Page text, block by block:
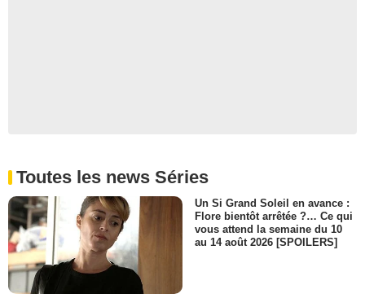
Toutes les news Séries
Un Si Grand Soleil en avance :
Flore bientôt arrêtée ?… Ce qui
vous attend la semaine du 10
au 14 août 2026 [SPOILERS]